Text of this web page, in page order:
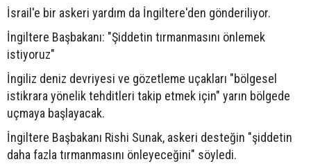
İsrail'e bir askeri yardım da İngiltere'den gönderiliyor.
İngiltere Başbakanı: "Şiddetin tırmanmasını önlemek
istiyoruz"
İngiliz deniz devriyesi ve gözetleme uçakları "bölgesel
istikrara yönelik tehditleri takip etmek için" yarın bölgede
uçmaya başlayacak.
İngiltere Başbakanı Rishi Sunak, askeri desteğin "şiddetin
daha fazla tırmanmasını önleyeceğini" söyledi.